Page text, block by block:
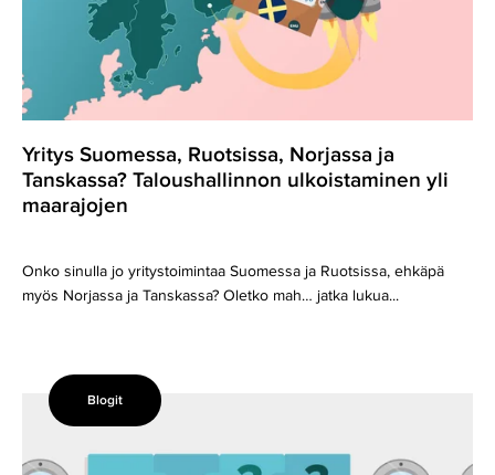
Tanskassa?
Taloushallinnon
ulkoistaminen
yli
maarajojen
Yritys Suomessa, Ruotsissa, Norjassa ja
Tanskassa? Taloushallinnon ulkoistaminen yli
maarajojen
Onko sinulla jo yritystoimintaa Suomessa ja Ruotsissa, ehkäpä
myös Norjassa ja Tanskassa? Oletko mah… jatka lukua...
Sinun
tarvitse
Blogit